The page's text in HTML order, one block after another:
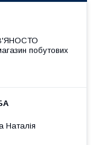
побутових
Наталія